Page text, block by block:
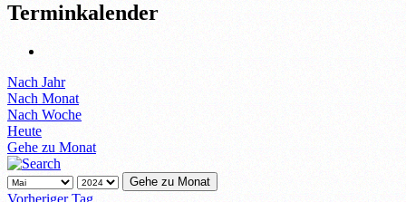
Terminkalender
Nach Jahr
Nach Monat
Nach Woche
Heute
Gehe zu Monat
Gehe zu Monat
Vorheriger Tag